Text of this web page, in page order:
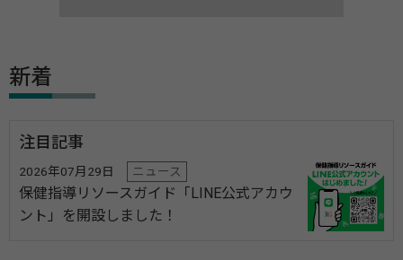
新着
注目記事
2026年07月29日 ニュース
保健指導リソースガイド「LINE公式アカウ
ント」を開設しました！